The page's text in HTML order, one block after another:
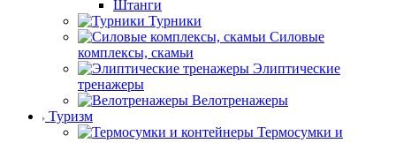
Штанги
Турники
Силовые
комплексы, скамьи
Элиптические
тренажеры
Велотренажеры
Туризм
Термосумки и